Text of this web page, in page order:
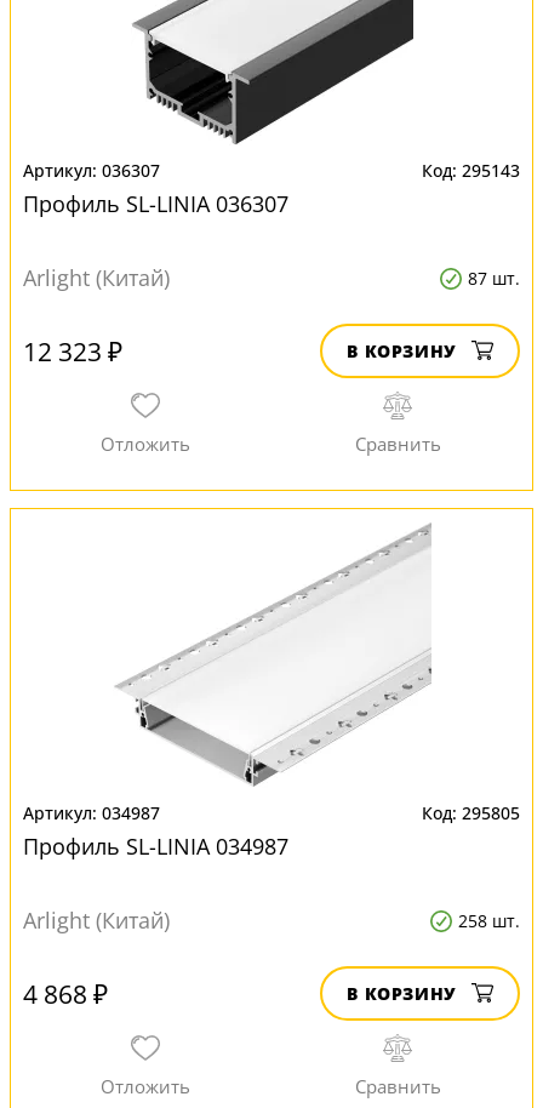
036307 295143
Профиль SL-LINIA 036307
Arlight (Китай) 87 шт.
12 323 ₽ В КОРЗИНУ
034987 295805
Профиль SL-LINIA 034987
Arlight (Китай) 258 шт.
4 868 ₽ В КОРЗИНУ